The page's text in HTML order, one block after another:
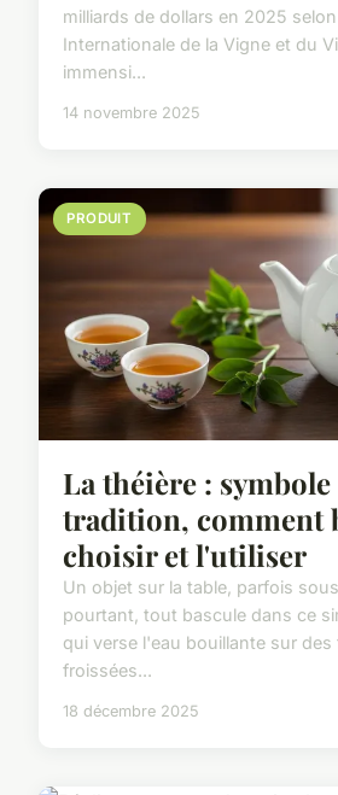
milliards de dollars en 2025
Internationale de la Vigne et du
immensi...
14 novembre 2025
PRODUIT
La théière : symbole
tradition, comment
choisir et l'utiliser
Un objet sur la table, parfois
pourtant, tout bascule dans ce
qui verse l'eau bouillante sur des
froissées...
18 décembre 2025